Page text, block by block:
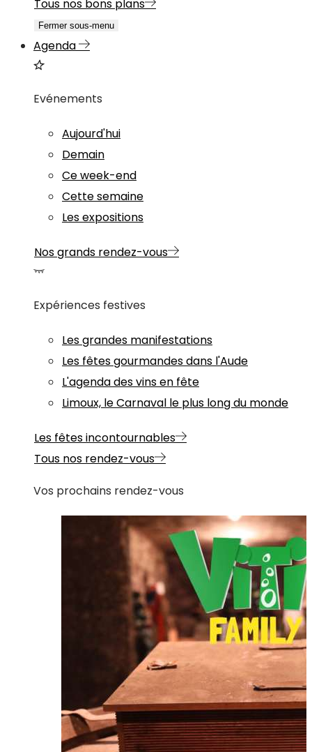
Tous nos bons plans
Fermer sous-menu
Agenda
Evénements
Aujourd'hui
Demain
Ce week-end
Cette semaine
Les expositions
Nos grands rendez-vous
Expériences festives
Les grandes manifestations
Les fêtes gourmandes dans l'Aude
L'agenda des vins en fête
Limoux, le Carnaval le plus long du monde
Les fêtes incontournables
Tous nos rendez-vous
Vos prochains rendez-vous